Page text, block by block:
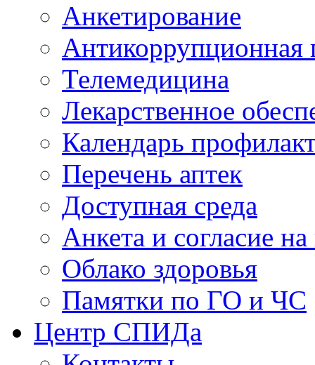
Анкетирование
Антикоррупционная
Телемедицина
Лекарственное
Календарь
Перечень аптек
Доступная среда
Анкета и согласие
Облако здоровья
Памятки по ГО и ЧС
Центр СПИДа